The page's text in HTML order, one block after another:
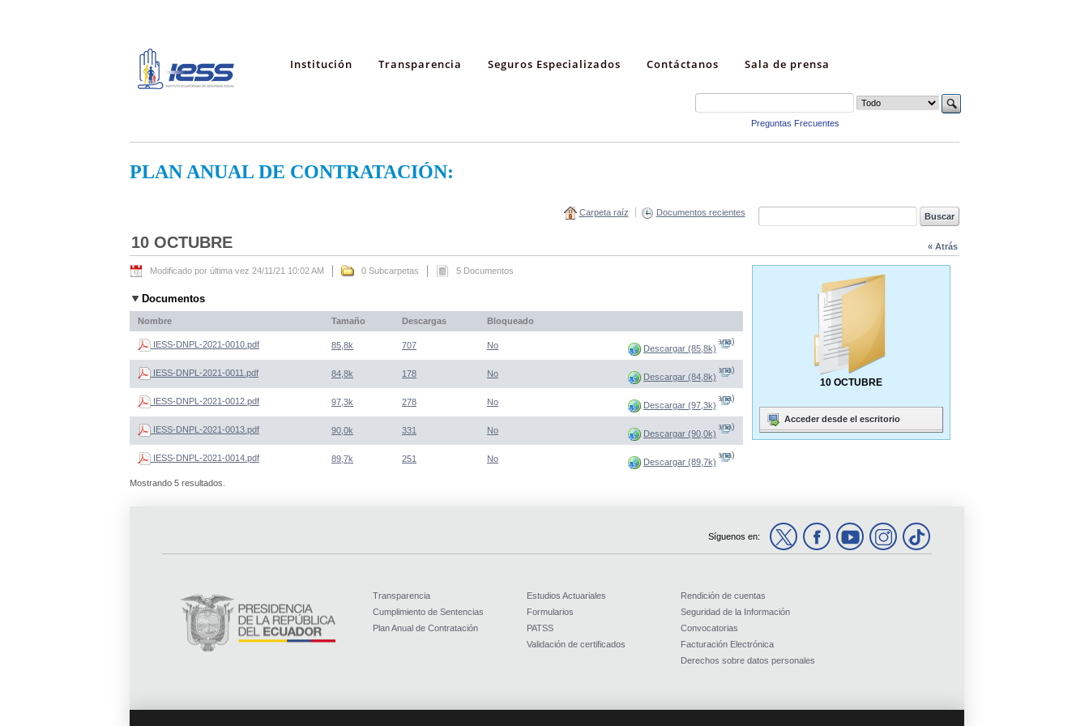
Institución Transparencia Seguros Especializados Contáctanos Sala de prensa
Preguntas Frecuentes
PLAN ANUAL DE CONTRATACIÓN:
Carpeta raíz Documentos recientes
« Atrás
10 OCTUBRE
Modificado por última vez 24/11/21 10:02 AM 0 Subcarpetas 5 Documentos
Documentos
Nombre Tamaño Descargas Bloqueado
IESS-DNPL-2021-0010.pdf 85,8k 707 No Descargar (85,8k)
(Abre una nueva ventana)
IESS-DNPL-2021-0011.pdf 84,8k 178 No Descargar (84,8k)
(Abre una nueva ventana)
IESS-DNPL-2021-0012.pdf 97,3k 278 No Descargar (97,3k)
(Abre una nueva ventana)
IESS-DNPL-2021-0013.pdf 90,0k 331 No Descargar (90,0k)
(Abre una nueva ventana)
IESS-DNPL-2021-0014.pdf 89,7k 251 No Descargar (89,7k)
(Abre una nueva ventana)
Mostrando 5 resultados.
10 OCTUBRE
Acceder desde el escritorio
Síguenos en:
Transparencia
Cumplimiento de Sentencias
Plan Anual de Contratación
Estudios Actuariales
Formularios
PATSS
Validación de certificados
Rendición de cuentas
Seguridad de la Información
Convocatorias
Facturación Electrónica
Derechos sobre datos personales